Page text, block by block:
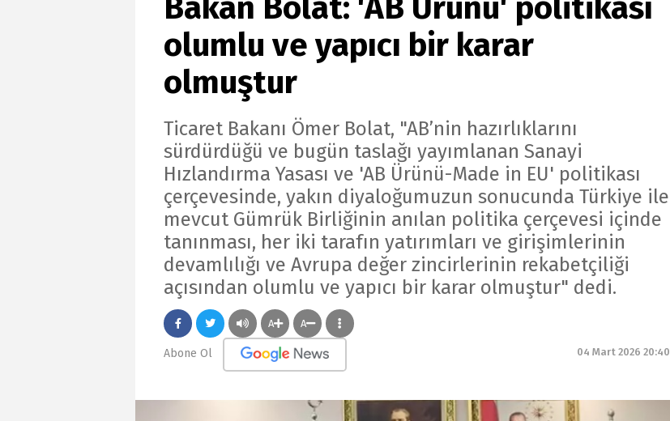
Bakan Bolat: 'AB Ürünü' politikası
olumlu ve yapıcı bir karar
olmuştur
Ticaret Bakanı Ömer Bolat, "AB’nin hazırlıklarını
sürdürdüğü ve bugün taslağı yayımlanan Sanayi
Hızlandırma Yasası ve 'AB Ürünü-Made in EU' politikası
çerçevesinde, yakın diyaloğumuzun sonucunda Türkiye ile
mevcut Gümrük Birliğinin anılan politika çerçevesi içinde
tanınması, her iki tarafın yatırımları ve girişimlerinin
devamlılığı ve Avrupa değer zincirlerinin rekabetçiliği
açısından olumlu ve yapıcı bir karar olmuştur" dedi.
A A
Abone Ol 04 Mart 2026 20:40